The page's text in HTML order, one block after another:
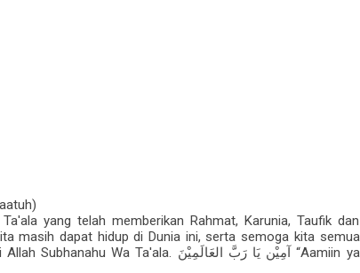
yang telah memberikan Rahmat, Karunia, Taufik dan
masih dapat hidup di Dunia ini, serta semoga kita semua
Subhanahu Wa Ta'ala.
آمِيْن يَا رَبَّ العَالَمِيْنَ “Aamiin ya